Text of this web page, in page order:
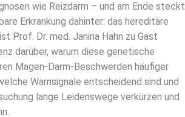
wie Reizdarm – und am Ende steckt
Erkrankung dahinter: das hereditäre
Prof. Dr. med. Janina Hahn zu Gast
darüber, warum diese genetische
Magen-Darm-Beschwerden häufiger
Warnsignale entscheidend sind und
lange Leidenswege verkürzen und